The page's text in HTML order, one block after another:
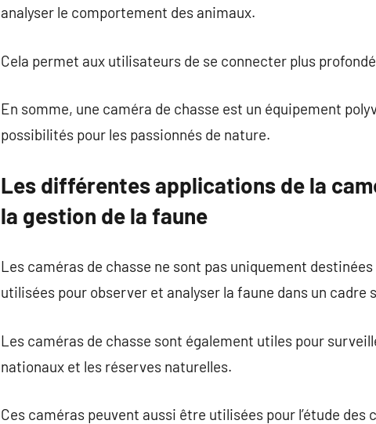
analyser le comportement des animaux.
Cela permet aux utilisateurs de se connecter plus
En somme, une caméra de chasse est un équipement
possibilités pour les passionnés de nature.
Les différentes applications de la
la gestion de la faune
Les caméras de chasse ne sont pas uniquement
utilisées pour observer et analyser la faune dans un cadre
Les caméras de chasse sont également utiles pour
nationaux et les réserves naturelles.
Ces caméras peuvent aussi être utilisées pour l’étude